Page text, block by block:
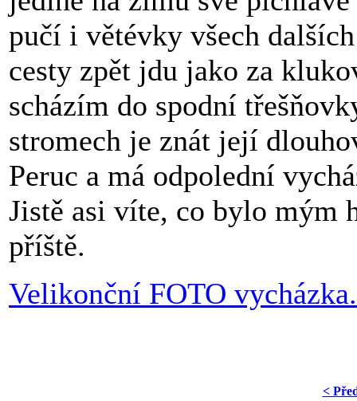
pučí i větévky všech
cesty zpět jdu jako za
scházím do spodní
stromech je znát její
Peruc a má odpolední
Jistě asi víte, co bylo mým
příště.
Velikonční FOTO vycházka.
<